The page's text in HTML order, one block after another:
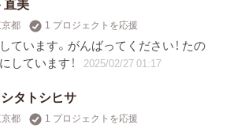
都 1 プロジェクトを応援
ています。がんばってください！ たの
しています！
2025/02/27 01:17
タトシヒサ
都 1 プロジェクトを応援